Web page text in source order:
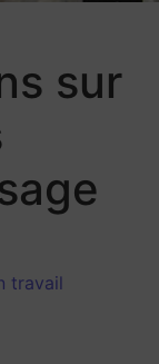
sur
travail